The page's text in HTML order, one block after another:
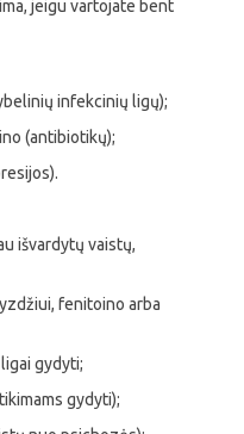
jeigu vartojate bent
infekcinių ligų);
(antibiotikų);
išvardytų vaistų,
fenitoino arba
gydyti;
gydyti);